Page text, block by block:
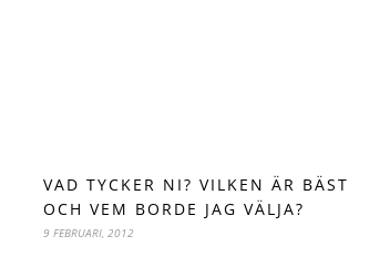
VAD TYCKER NI? VILKEN ÄR BÄST
OCH VEM BORDE JAG VÄLJA?
9 FEBRUARI, 2012